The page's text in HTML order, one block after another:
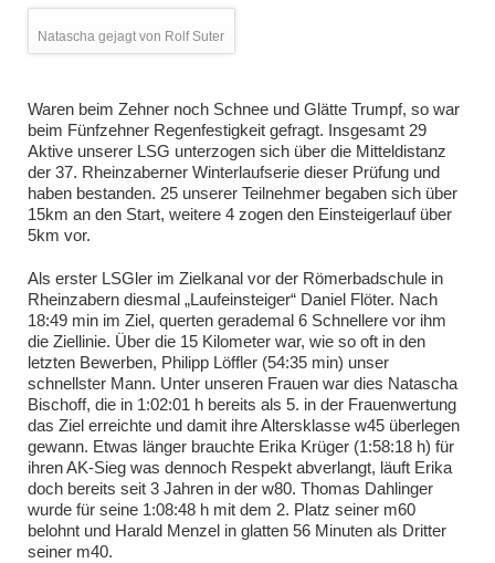
Natascha gejagt von Rolf Suter
Waren beim Zehner noch Schnee und Glätte Trumpf, so war
beim Fünfzehner Regenfestigkeit gefragt. Insgesamt 29
Aktive unserer LSG unterzogen sich über die Mitteldistanz
der 37. Rheinzaberner Winterlaufserie dieser Prüfung und
haben bestanden. 25 unserer Teilnehmer begaben sich über
15km an den Start, weitere 4 zogen den Einsteigerlauf über
5km vor.
Als erster LSGler im Zielkanal vor der Römerbadschule in
Rheinzabern diesmal „Laufeinsteiger“ Daniel Flöter. Nach
18:49 min im Ziel, querten gerademal 6 Schnellere vor ihm
die Ziellinie. Über die 15 Kilometer war, wie so oft in den
letzten Bewerben, Philipp Löffler (54:35 min) unser
schnellster Mann. Unter unseren Frauen war dies Natascha
Bischoff, die in 1:02:01 h bereits als 5. in der Frauenwertung
das Ziel erreichte und damit ihre Altersklasse w45 überlegen
gewann. Etwas länger brauchte Erika Krüger (1:58:18 h) für
ihren AK-Sieg was dennoch Respekt abverlangt, läuft Erika
doch bereits seit 3 Jahren in der w80. Thomas Dahlinger
wurde für seine 1:08:48 h mit dem 2. Platz seiner m60
belohnt und Harald Menzel in glatten 56 Minuten als Dritter
seiner m40.